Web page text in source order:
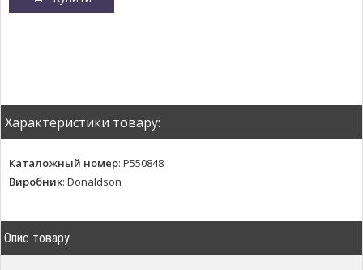
Характеристики товару:
Каталожный номер: P550848
Виробник: Donaldson
Опис товару